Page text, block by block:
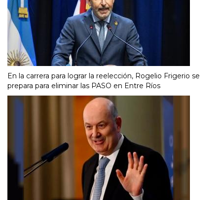
En la carrera para lograr la reelección, Rogelio Frigerio se
prepara para eliminar las PASO en Entre Ríos